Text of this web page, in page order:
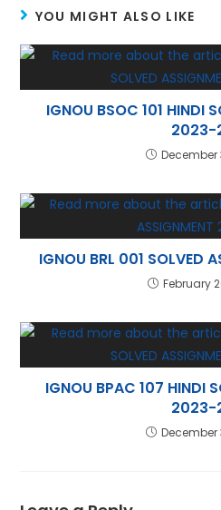
p
p
YOU MIGHT ALSO LIKE
IGNOU BSOC 101 HINDI
2023-
December
IGNOU BRL 001 SOLVED
February
IGNOU BPAC 107 HINDI
2023-
December